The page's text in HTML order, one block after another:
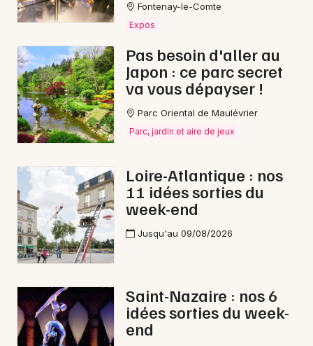
Expos
Sorties & loisirs
Cyclosportives en Loire-Atlantique
Cyclosportives dans les Pays de la Loire
Newsletter des sorties
Artistes en tournée
Magazine à Châteaubriant
Toutes les villes
Fontenay-le-Comte
Expos
Pas besoin d'aller au
Japon : ce parc secret
va vous dépayser !
Parc Oriental de Maulévrier
Parc, jardin et aire de jeux
Loire-Atlantique : nos
11 idées sorties du
week-end
Jusqu'au 09/08/2026
Saint-Nazaire : nos 6
idées sorties du week-
end